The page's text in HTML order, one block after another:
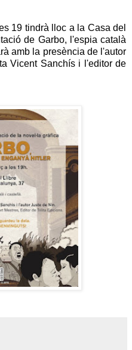
19 tindrà lloc a la Casa del
de Garbo, l'espia català
amb la presència de l'autor
Vicent Sanchís i l'editor de